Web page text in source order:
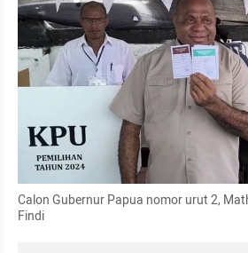
Calon Gubernur Papua nomor urut 2,
Findi